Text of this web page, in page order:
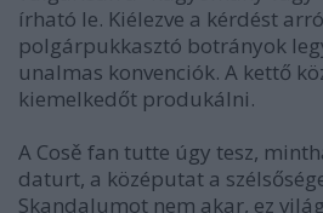
írható le. Kiélezve a kérdést
polgárpukkasztó botrányok
unalmas konvenciók. A kettő
kiemelkedőt produkálni.
A Cosě fan tutte úgy tesz,
daturt, a középutat a
Skandalumot nem akar, ez